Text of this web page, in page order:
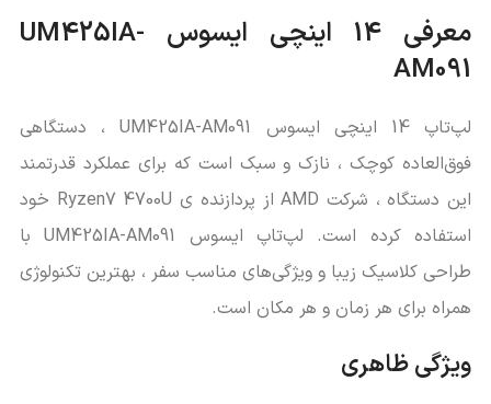
معرفی 14 اینچی ایسوس UM425IA-
AM091
لپ‌تاپ 14 اینچی ایسوس UM425IA-AM091 ، دستگاهی
فوق‌العاده کوچک ، نازک و سبک است که برای عملکرد قدرتمند
این دستگاه ، شرکت AMD از پردازنده‌ ی Ryzen7 4700U خود
استفاده کرده است. لپ‌تاپ ایسوس UM425IA-AM091 با
طراحی کلاسیک زیبا و ویژگی‌های مناسب سفر ، بهترین تکنولوژی
همراه برای هر زمان و هر مکان است.
ویژگی ظاهری